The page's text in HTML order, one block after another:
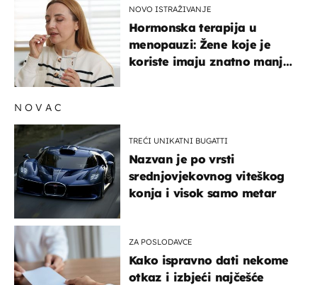
NOVO ISTRAŽIVANJE
Hormonska terapija u
menopauzi: Žene koje je
koriste imaju znatno manji
NOVAC
TREĆI UNIKATNI BUGATTI
Nazvan je po vrsti
srednjovjekovnog viteškog
konja i visok samo metar
ZA POSLODAVCE
Kako ispravno dati nekome
otkaz i izbjeći najčešće